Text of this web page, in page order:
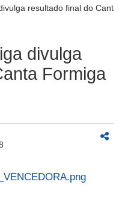
resultado final do
divulga
Formiga